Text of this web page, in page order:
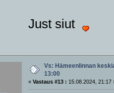
Just siut
Vs: Hämeenlinnan
13:00
« Vastaus #13 : 15.08.2024, 21:17